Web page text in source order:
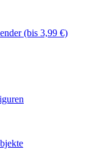
(bis 3,99 €)